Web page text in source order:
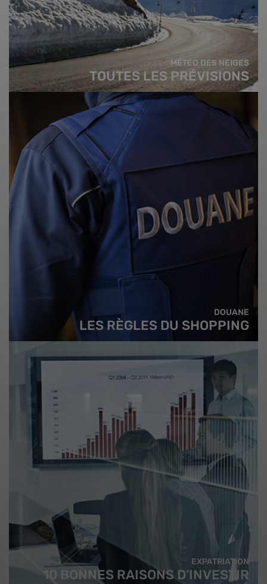
MÉTÉO DES NEIGES
TOUTES LES PRÉVISIONS
DOUANE
LES RÈGLES DU SHOPPING
EXPATRIATION
10 BONNES RAISONS D’INVESTIR